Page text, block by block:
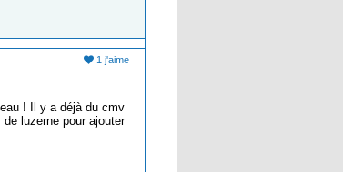
1 j'aime
! Il y a déjà du cmv
luzerne pour ajouter